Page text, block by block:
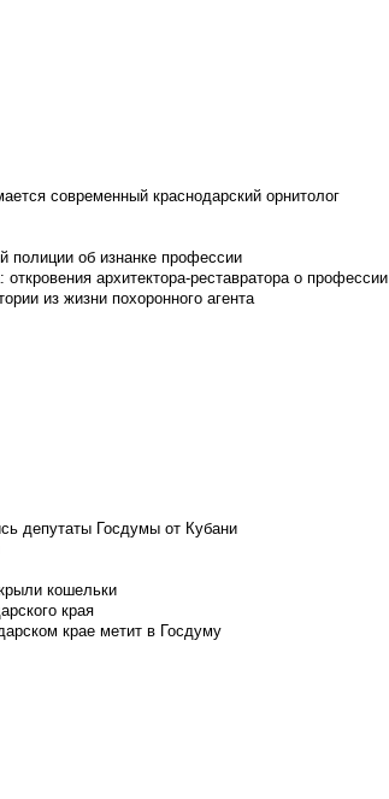
современный краснодарский орнитолог
полиции об изнанке профессии
архитектора-реставратора о профессии
из жизни похоронного агента
депутаты Госдумы от Кубани
кошельки
края
крае метит в Госдуму